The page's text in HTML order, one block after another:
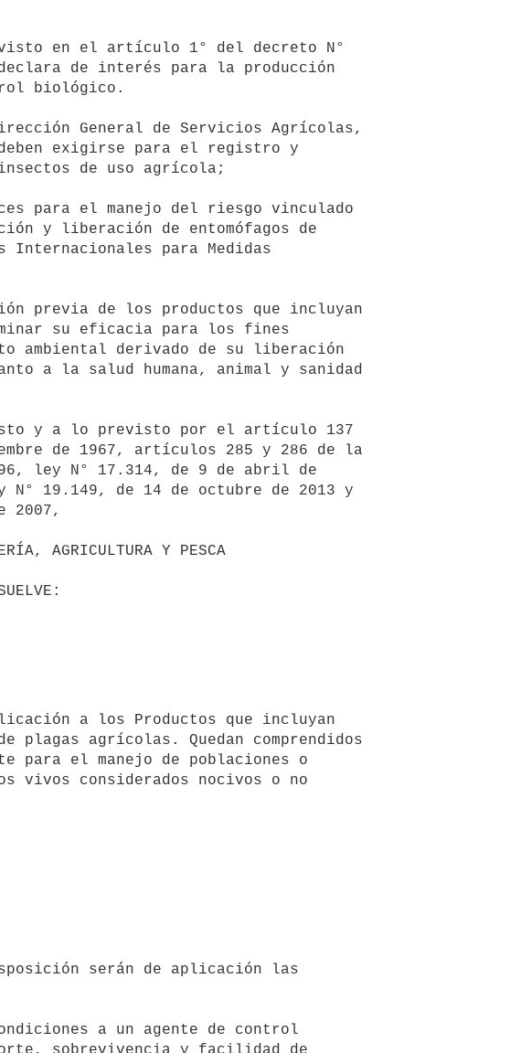
en el artículo 1° del decreto N°
de interés para la producción
biológico.
General de Servicios Agrícolas,
exigirse para el registro y
de uso agrícola;
para el manejo del riesgo vinculado
y liberación de entomófagos de
Internacionales para Medidas
previa de los productos que incluyan
su eficacia para los fines
ambiental derivado de su liberación
a la salud humana, animal y sanidad
y a lo previsto por el artículo 137
de 1967, artículos 285 y 286 de la
ley N° 17.314, de 9 de abril de
19.149, de 14 de octubre de 2013 y
2007,
plagas agrícolas. Quedan comprendidos
para el manejo de poblaciones o
vivos considerados nocivos o no
a un agente de control